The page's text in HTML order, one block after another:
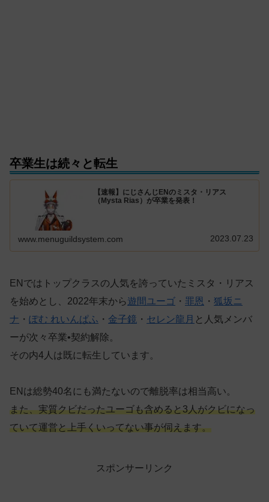
卒業生は続々と転生
【速報】にじさんじENのミスタ・リアス
（Mysta Rias）が卒業を発表！
www.menuguildsystem.com 2023.07.23
ENではトップクラスの人気を誇っていたミスタ・リアス
を始めとし、2022年末から遊間ユーゴ ・ 罪恩 ・ 狐坂ニ
ナ ・ ぽむ れいんぱふ ・ 金子鏡 ・ セレン龍月 と人気メンバ
ーが次々卒業•契約解除。
その内4人は既に転生しています。
ENは総勢40名にも満たないので離脱率は相当高い。
また、実質クビだったユーゴも含めると3人がクビになっ
ていて運営と上手くいってない事が伺えます。
スポンサーリンク